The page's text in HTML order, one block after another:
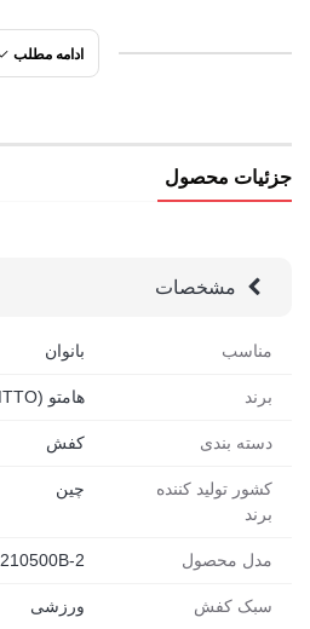
ادامه مطلب
جزئیات محصول
مشخصات
مناسب بانوان
برند هامتو (HUMTTO)
دسته بندی کفش
کشور تولید کننده
برند
چین
مدل محصول 210500B-2
سبک کفش ورزشی